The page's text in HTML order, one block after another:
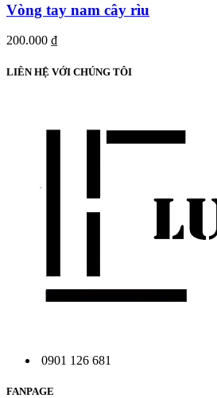
Vòng tay nam cây rìu
200.000 ₫
LIÊN HỆ VỚI CHÚNG TÔI
0901 126 681
FANPAGE